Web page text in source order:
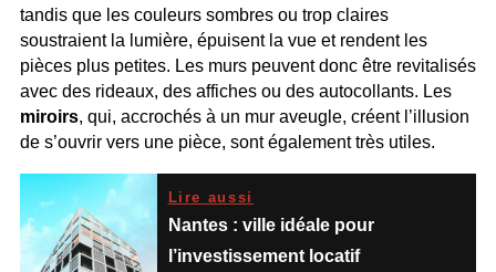
tandis que les couleurs sombres ou trop claires
soustraient la lumière, épuisent la vue et rendent les
pièces plus petites. Les murs peuvent donc être revitalisés
avec des rideaux, des affiches ou des autocollants. Les
miroirs, qui, accrochés à un mur aveugle, créent l’illusion
de s’ouvrir vers une pièce, sont également très utiles.
Lire aussi
Nantes : ville idéale pour
l’investissement locatif